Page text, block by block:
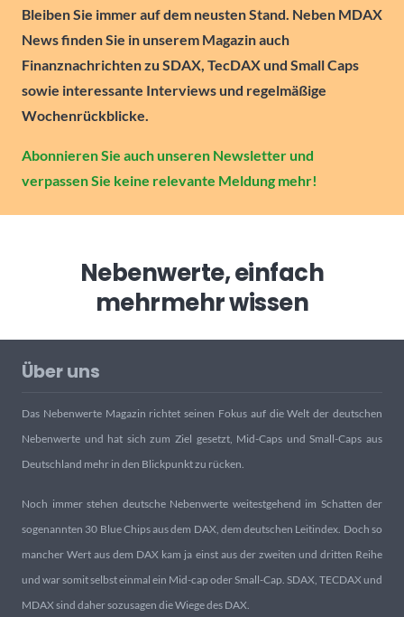
Bleiben Sie immer auf dem neusten Stand. Neben MDAX
News finden Sie in unserem Magazin auch
Finanznachrichten zu SDAX, TecDAX und Small Caps
sowie interessante Interviews und regelmäßige
Wochenrückblicke.
Abonnieren Sie auch unseren Newsletter und
verpassen Sie keine relevante Meldung mehr!
Nebenwerte, einfach
mehrmehr wissen
Über uns
Das Nebenwerte Magazin richtet seinen Fokus auf die Welt der deutschen
Nebenwerte und hat sich zum Ziel gesetzt, Mid-Caps und Small-Caps aus
Deutschland mehr in den Blickpunkt zu rücken.
Noch immer stehen deutsche Nebenwerte weitestgehend im Schatten der
sogenannten 30 Blue Chips aus dem DAX, dem deutschen Leitindex. Doch so
mancher Wert aus dem DAX kam ja einst aus der zweiten und dritten Reihe
und war somit selbst einmal ein Mid-cap oder Small-Cap. SDAX, TECDAX und
MDAX sind daher sozusagen die Wiege des DAX.